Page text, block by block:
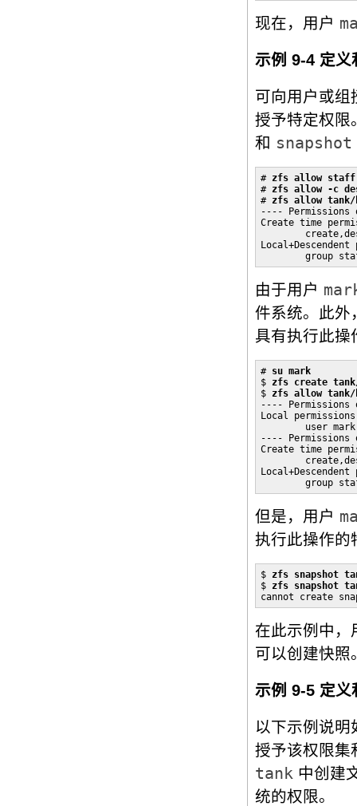
现在，用户
示例 9-4 定义
可向用户或
授予特定权
和 snapshot
# zfs allow staff
# zfs allow -c
# zfs allow tank/
----
Create time
group
由于用户
件系统。此
具有执行此操
# su mark
$ zfs create tank/
$ zfs allow tank/
----
Local
user
----
Create time
group
但是，用户
执行此操作的
$ zfs snapshot
$ zfs snapshot
cannot create
在此示例中
可以创建快照
示例 9-5 定义
以下示例说
授予该权限
tank 中创建
统的权限。